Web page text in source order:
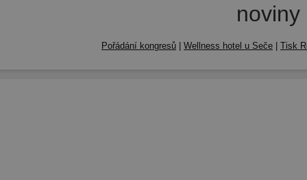
Pořádání kongresů Wellness hotel u Seče Tisk